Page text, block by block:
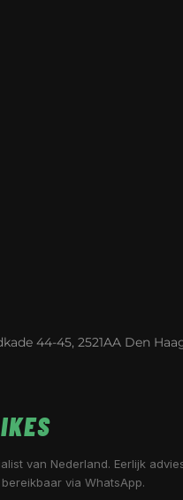
44-45, 2521AA Den
van Nederland. Eerlijk
via WhatsApp.